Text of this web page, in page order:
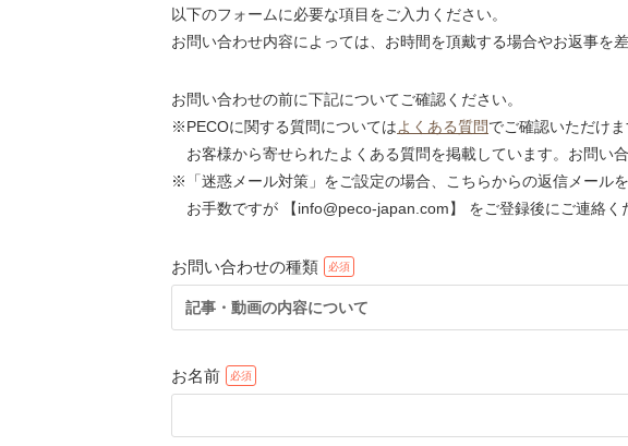
以下のフォームに必要な項目をご入力ください。
お問い合わせ内容によっては、お時間を頂戴する場合やお返事を
お問い合わせの前に下記についてご確認ください。
※PECOに関する質問についてはよくある質問でご確認いただけま
お客様から寄せられたよくある質問を掲載しています。お問い合
※「迷惑メール対策」をご設定の場合、こちらからの返信メールを
お手数ですが 【info@peco-japan.com】 をご登録後にご連絡く
お問い合わせの種類
記事・動画の内容について
お名前